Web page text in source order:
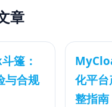
章
篷：
与合规
化平
整指南